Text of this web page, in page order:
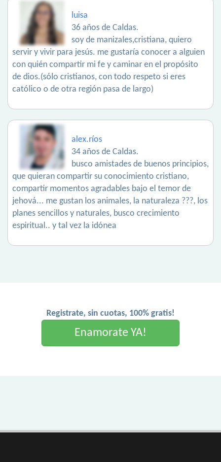
luisa
36 años de Caldas.
soy de manizales,cristiana, quiero
servir y vivir para jesús. me gustaría conocer a alguien
con quién compartir mi fe y caminar en el propósito
de dios.(sólo cristianos, con todo respeto si eres
católico o de otra región pasa de largo)
alex.ríos
34 años de Caldas.
busco amistades de buenos principios,
que quieran compartir su conocimiento cristiano,
compartir momentos agradables bajo el temor de
jehová... me gustan los animales, la naturaleza ???, los
planes sencillos y naturales, busco crecimiento
espiritual.. y tal vez la idónea
Registrate, sin cuotas, 100% gratis!
Enamorate YA!